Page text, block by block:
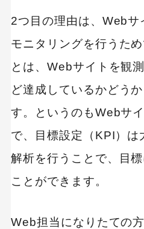
2つ目の理由は、Webサ
モニタリングを行うた
とは、Webサイトを観
ど達成しているかどう
す。というのもWebサ
で、目標設定（KPI）は
解析を行うことで、目
ことができます。
Web担当になりたての